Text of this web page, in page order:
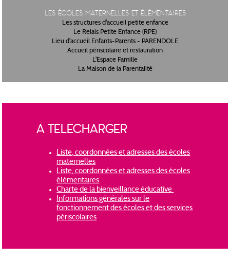
Les écoles maternelles et élémentaires
Les structures d'accueil petite enfance
Le Relais Petite Enfance (RPE)
Lieu d'accueil Enfants-Parents - PARENDOLE
Accueil périscolaire et restauration
L'Espace Famille
La Maison de la Parentalité
À TÉLÉCHARGER
Liste, coordonnées et adresses des écoles
maternelles
Liste, coordonnées et adresses des écoles
élémentaires
Charte de la bienveillance éducative
Informations générales sur le
fonctionnement des écoles et des services
périscolaires